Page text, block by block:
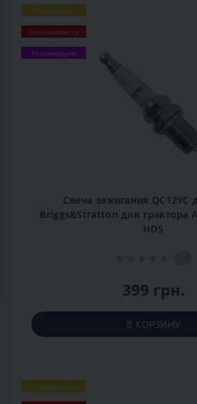
Популярный
Заканчивается
Рекомендуем
Свеча зажигания QC12YC
Briggs&Stratton для трактора
HDS
399 грн.
В КОРЗИНУ
Популярный